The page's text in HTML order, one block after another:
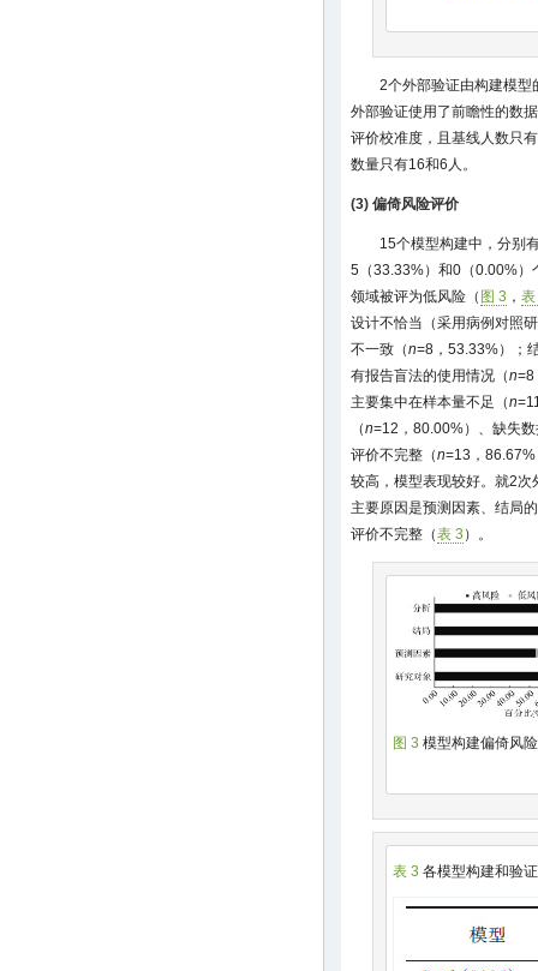
2个外部验证由构建模型
外部验证使用了前瞻性的数
评价校准度，且基线人数只
数量只有16和6人。
(3) 偏倚风险评价
15个模型构建中，分别
5（33.33%）和0（0.00%）
领域被评为低风险（ 图 3 ，
设计不恰当（采用病例对照
不一致（n=8，53.33%）；
有报告盲法的使用情况（n=8
主要集中在样本量不足（n
（n=12，80.00%）、缺失
评价不完整（n=13，
较高，模型表现较好。就2
主要原因是预测因素、结局
评价不完整（表 3 ）。
图 3 模型构建偏倚风
表 3 各模型构建和验